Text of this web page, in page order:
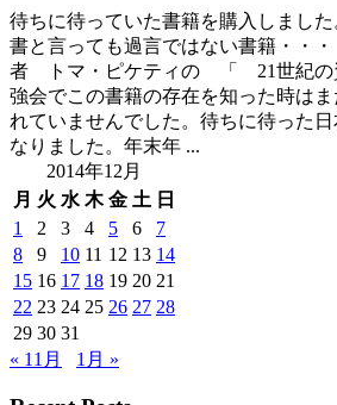
待ちに待っていた書籍を購入しまし
書と言っても過言ではない書籍・・
者 トマ・ピケティの 「 21世紀の
強会でこの書籍の存在を知った時は
れていませんでした。待ちに待った
なりました。年末年 ...
2014年12月
月 火 水 木 金 土 日
1
2 3 4 5 6
7
8
9 10 11 12 13 14
15 16 17 18 19 20 21
22 23 24 25 26 27 28
29 30 31
« 11月
1月 »